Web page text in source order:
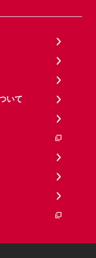
いて